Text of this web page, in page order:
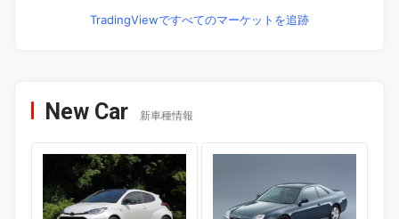
TradingViewですべてのマーケットを追跡
New Car 新車種情報